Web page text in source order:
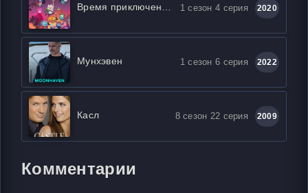
1 сезон 4 серия 2020
Мунхэвен 1 сезон 6 серия 2022
Касл 8 сезон 22 серия 2009
Комментарии